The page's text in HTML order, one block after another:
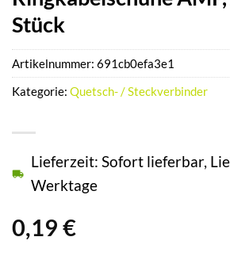
Stück
0,19 €
Lieferzeit: Sofort lieferbar,
Werktage
Artikelnummer: 691cb0efa3e1
Kategorie: Quetsch- / Steckverbinder